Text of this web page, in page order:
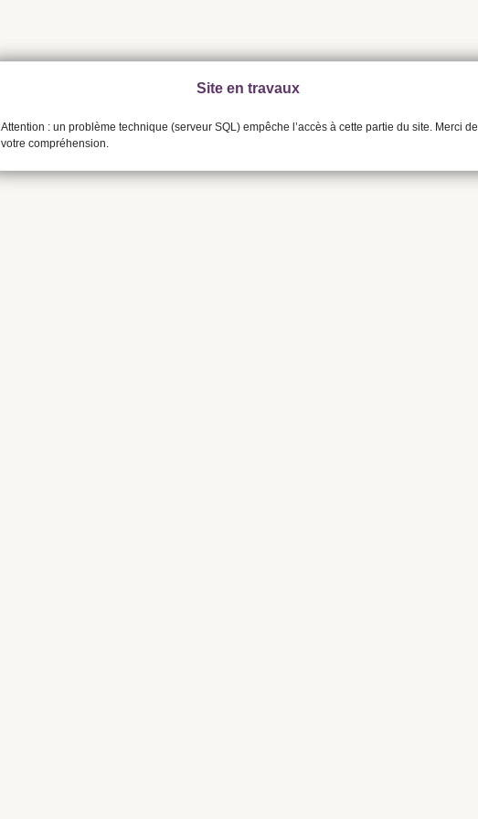
Site en travaux
Attention : un problème technique (serveur SQL) empêche l’accès à cette partie du site. Merci de
votre compréhension.